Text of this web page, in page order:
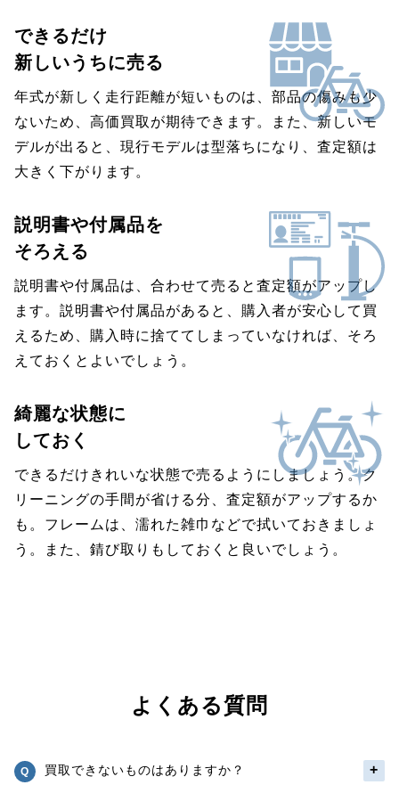
できるだけ
新しいうちに売る
年式が新しく走行距離が短いものは、部品の傷みも少
ないため、高価買取が期待できます。また、新しいモ
デルが出ると、現行モデルは型落ちになり、査定額は
大きく下がります。
説明書や付属品を
そろえる
説明書や付属品は、合わせて売ると査定額がアップし
ます。説明書や付属品があると、購入者が安心して買
えるため、購入時に捨ててしまっていなければ、そろ
えておくとよいでしょう。
綺麗な状態に
しておく
できるだけきれいな状態で売るようにしましょう。ク
リーニングの手間が省ける分、査定額がアップするか
も。フレームは、濡れた雑巾などで拭いておきましょ
う。また、錆び取りもしておくと良いでしょう。
よくある質問
買取できないものはありますか？